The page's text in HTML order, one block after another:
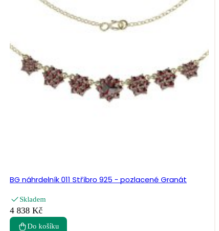
BG náhrdelník 011 Stříbro 925 - pozlacené Granát
Skladem
4 838 Kč
Do košíku